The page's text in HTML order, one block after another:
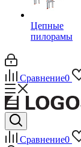
Цепные
пилорамы
Сравнение0
Сравнение0